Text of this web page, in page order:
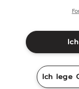
Rechtliche
Sitemap
Ich lege